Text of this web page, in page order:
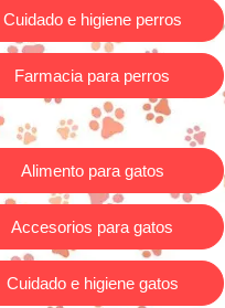
Cuidado e higiene perros
Farmacia para perros
Alimento para gatos
Accesorios para gatos
Cuidado e higiene gatos